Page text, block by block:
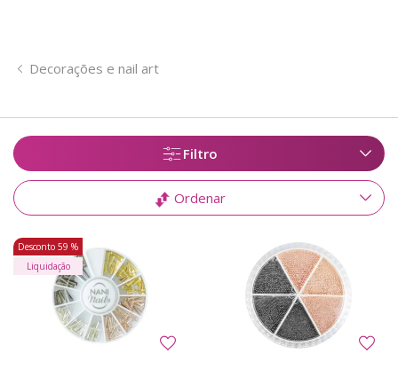
Decorações e nail art
Filtro
Ordenar
Desconto 59 %
Liquidação